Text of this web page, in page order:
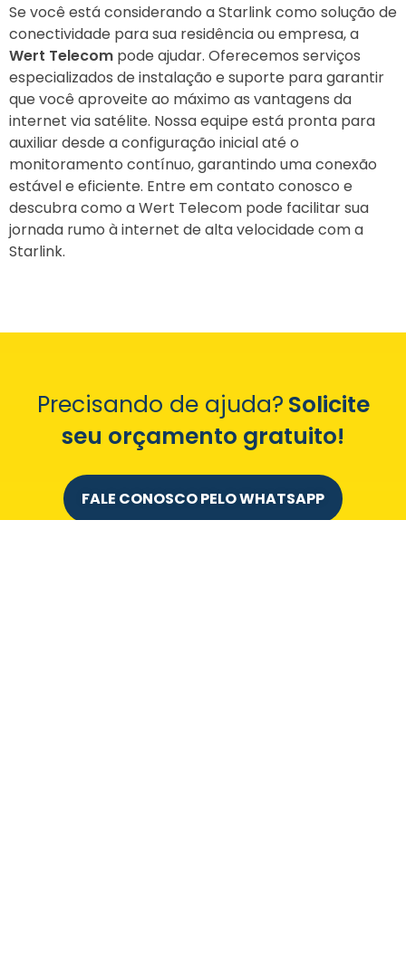
Se você está considerando a Starlink como solução de
conectividade para sua residência ou empresa, a
Wert Telecom pode ajudar. Oferecemos serviços
especializados de instalação e suporte para garantir
que você aproveite ao máximo as vantagens da
internet via satélite. Nossa equipe está pronta para
auxiliar desde a configuração inicial até o
monitoramento contínuo, garantindo uma conexão
estável e eficiente. Entre em contato conosco e
descubra como a Wert Telecom pode facilitar sua
jornada rumo à internet de alta velocidade com a
Starlink.
Precisando de ajuda? Solicite
seu orçamento gratuito!
FALE CONOSCO PELO WHATSAPP